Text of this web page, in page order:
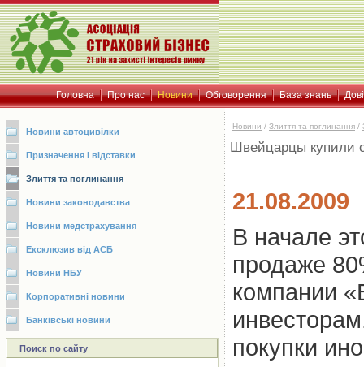
Головна Про нас Новини Обговорення База знань
Новини автоцивілки
Призначення і відставки
Злиття та поглинання
Новини законодавства
Новини медстрахування
Ексклюзив від АСБ
Новини НБУ
Корпоративні новини
Банківські новини
Поиск по сайту
Новини / Злиття та поглинання /
Швейцарцы купили
21.08.2009
В начале
продаже
компании
покупки